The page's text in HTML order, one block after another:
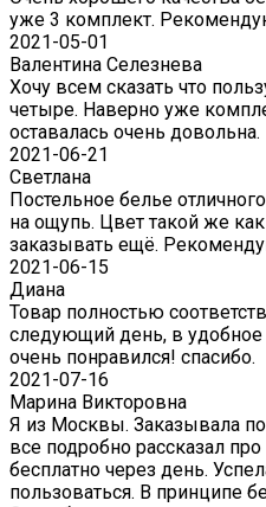
уже 3 комплект.
2021-05-01
Валентина Селезнева
Хочу всем сказать что
четыре. Наверно уже
оставалась очень довольна.
2021-06-21
Светлана
Постельное белье
на ощупь. Цвет такой же
заказывать ещё.
2021-06-15
Диана
Товар полностью
следующий день, в
очень понравился! спасибо.
2021-07-16
Марина Викторовна
Я из Москвы. Заказывала
все подробно рассказал
бесплатно через день.
пользоваться. В принципе